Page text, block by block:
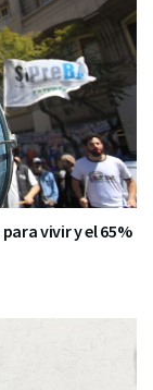
vivir y el 65%